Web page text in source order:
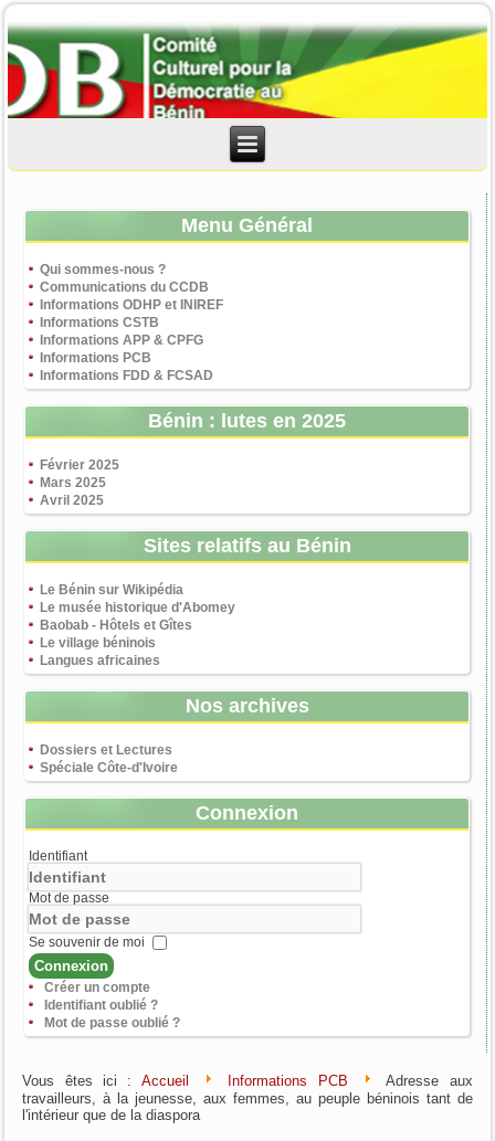
Menu Général
Qui sommes-nous ?
Communications du CCDB
Informations ODHP et INIREF
Informations CSTB
Informations APP & CPFG
Informations PCB
Informations FDD & FCSAD
Bénin : lutes en 2025
Février 2025
Mars 2025
Avril 2025
Sites relatifs au Bénin
Le Bénin sur Wikipédia
Le musée historique d'Abomey
Baobab - Hôtels et Gîtes
Le village béninois
Langues africaines
Nos archives
Dossiers et Lectures
Spéciale Côte-d'Ivoire
Connexion
Identifiant
Mot de passe
Se souvenir de moi
Connexion
Créer un compte
Identifiant oublié ?
Mot de passe oublié ?
Vous êtes ici : Accueil Informations PCB
Adresse aux
travailleurs, à la jeunesse, aux femmes, au peuple béninois tant de
l'intérieur que de la diaspora